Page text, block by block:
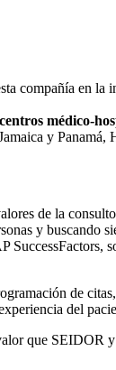
compañía en
médico-
y Panamá,
de la
y buscando
de
del
que SEIDOR